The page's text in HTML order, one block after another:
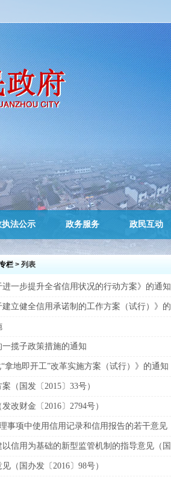
执法公示 政务服务 政民互动
栏 > 列表
一步提升全省信用状况的行动方案》的通知
立健全信用承诺制的工作方案（试行）》
揽子政策措施的通知
拿地即开工”改革实施方案（试行）》的通知
（国发〔2015〕33号）
改财金〔2016〕2794号）
项中使用信用记录和信用报告的若干意见
信用为基础的新型监管机制的指导意见（国
（国办发〔2016〕98号）